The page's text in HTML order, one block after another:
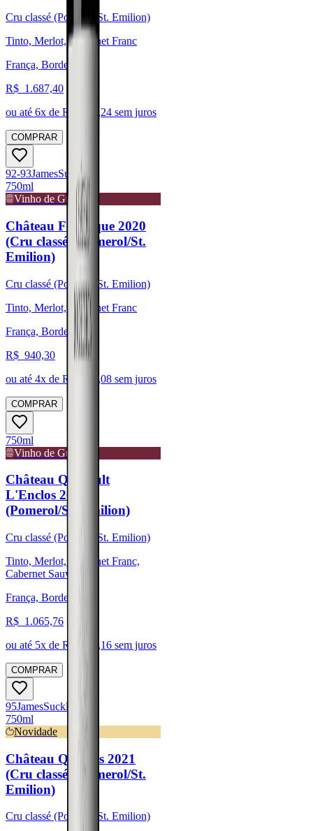
Cru classé (Pomerol/St. Emilion)
Tinto, Merlot, Cabernet Franc
França, Bordeaux
R$ 1.687,40
ou até 6x de R$ 281,24 sem juros
COMPRAR
92-93JamesSuckling
750ml
Vinho de Guarda
Château Fonroque 2020
(Cru classé - Pomerol/St.
Emilion)
Cru classé (Pomerol/St. Emilion)
Tinto, Merlot, Cabernet Franc
França, Bordeaux
R$ 940,30
ou até 4x de R$ 235,08 sem juros
COMPRAR
750ml
Vinho de Guarda
Château Quinault
L'Enclos 2008
(Pomerol/St. Emilion)
Cru classé (Pomerol/St. Emilion)
Tinto, Merlot, Cabernet Franc,
Cabernet Sauvignon
França, Bordeaux
R$ 1.065,76
ou até 5x de R$ 213,16 sem juros
COMPRAR
95JamesSuckling
750ml
Novidade
Château Quintus 2021
(Cru classé - Pomerol/St.
Emilion)
Cru classé (Pomerol/St. Emilion)